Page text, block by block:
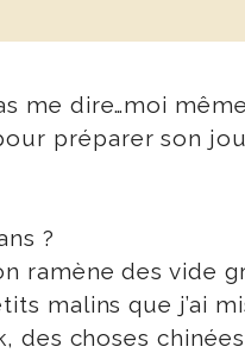
me dire…moi
préparer son
?
ramène des
malins que j’ai
des choses